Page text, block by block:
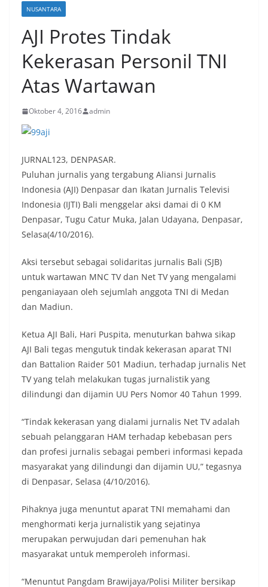
NUSANTARA
AJI Protes Tindak
Kekerasan Personil TNI
Atas Wartawan
Oktober 4, 2016 admin
JURNAL123, DENPASAR.
Puluhan jurnalis yang tergabung Aliansi Jurnalis
Indonesia (AJI) Denpasar dan Ikatan Jurnalis Televisi
Indonesia (IJTI) Bali menggelar aksi damai di 0 KM
Denpasar, Tugu Catur Muka, Jalan Udayana, Denpasar,
Selasa(4/10/2016).
Aksi tersebut sebagai solidaritas jurnalis Bali (SJB)
untuk wartawan MNC TV dan Net TV yang mengalami
penganiayaan oleh sejumlah anggota TNI di Medan
dan Madiun.
Ketua AJI Bali, Hari Puspita, menuturkan bahwa sikap
AJI Bali tegas mengutuk tindak kekerasan aparat TNI
dan Battalion Raider 501 Madiun, terhadap jurnalis Net
TV yang telah melakukan tugas jurnalistik yang
dilindungi dan dijamin UU Pers Nomor 40 Tahun 1999.
“Tindak kekerasan yang dialami jurnalis Net TV adalah
sebuah pelanggaran HAM terhadap kebebasan pers
dan profesi jurnalis sebagai pemberi informasi kepada
masyarakat yang dilindungi dan dijamin UU,” tegasnya
di Denpasar, Selasa (4/10/2016).
Pihaknya juga menuntut aparat TNI memahami dan
menghormati kerja jurnalistik yang sejatinya
merupakan perwujudan dari pemenuhan hak
masyarakat untuk memperoleh informasi.
“Menuntut Pangdam Brawijaya/Polisi Militer bersikap